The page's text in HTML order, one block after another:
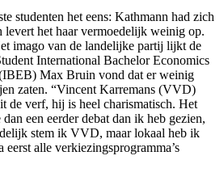
studenten het eens: Kathmann had zich
levert het haar vermoedelijk weinig op.
imago van de landelijke partij lijkt de
International Bachelor Economics
Max Bruin vond dat er weinig
zaten. “Vincent Karremans (VVD)
de verf, hij is heel charismatisch. Het
een eerder debat dan ik heb gezien,
stem ik VVD, maar lokaal heb ik
alle verkiezingsprogramma’s